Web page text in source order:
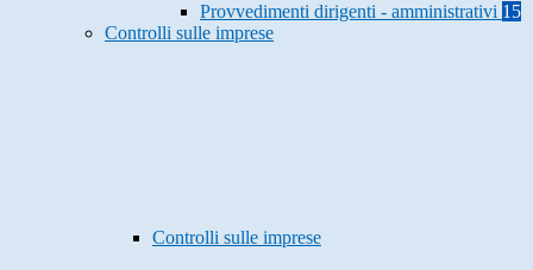
Provvedimenti dirigenti - amministrativi 15
Controlli sulle imprese
Controlli sulle imprese